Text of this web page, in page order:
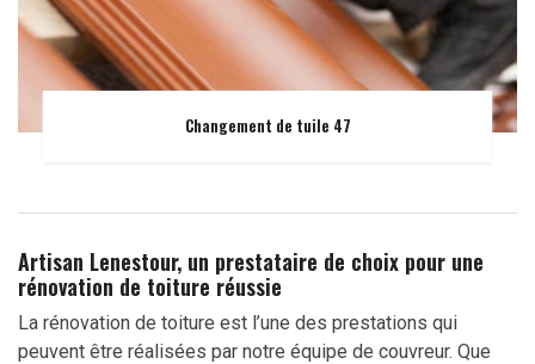
Changement de tuile 47
Artisan Lenestour, un prestataire de choix pour une
rénovation de toiture réussie
La rénovation de toiture est l’une des prestations qui
peuvent être réalisées par notre équipe de couvreur. Que